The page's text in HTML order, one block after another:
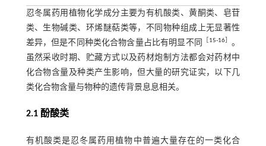
忍冬属药用植物化学成分主要为有机酸类、黄酮类、皂苷
类、生物碱类、环烯醚萜类等，不同物种组成上无显著性
差异，但是不同种类化合物含量占比有明显不同
15⁃16
。
虽然采收时期、贮藏方式以及药材炮制方法都会对药材中
化合物含量及种类产生影响，但大量的研究证实，以下几
类化合物含量与物种的遗传背景息息相关。
2.1 酚酸类
有机酸类是忍冬属药用植物中普遍大量存在的一类化合